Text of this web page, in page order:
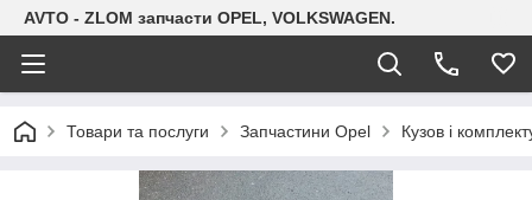
AVTO - ZLOM запчасти OPEL, VOLKSWAGEN.
Товари та послуги Запчастини Opel Кузов і